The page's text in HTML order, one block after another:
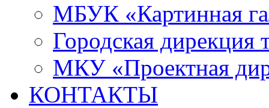
МБУК «Картинная
Городская дирекция
МКУ «Проектная
КОНТАКТЫ